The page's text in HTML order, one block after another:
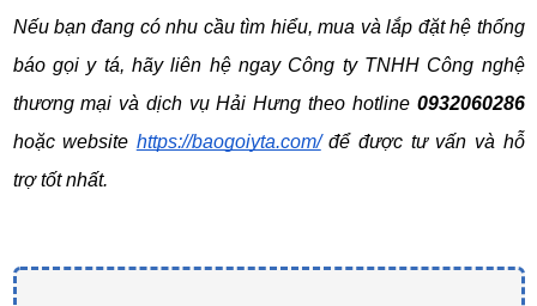
Nếu bạn đang có nhu cầu tìm hiểu, mua và lắp đặt hệ thống
báo gọi y tá, hãy liên hệ ngay Công ty TNHH Công nghệ
thương mại và dịch vụ Hải Hưng theo hotline 0932060286
hoặc website https://baogoiyta.com/ để được tư vấn và hỗ
trợ tốt nhất.